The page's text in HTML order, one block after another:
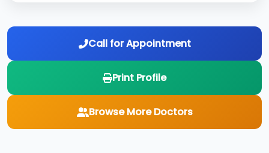
Call for Appointment
Print Profile
Browse More Doctors